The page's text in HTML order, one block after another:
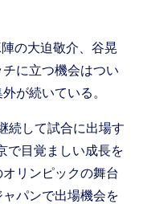
の大迫敬介、谷晃
に立つ機会はつい
が続いている。
続して試合に出場す
で目覚ましい成長を
リンピックの舞台
パンで出場機会を